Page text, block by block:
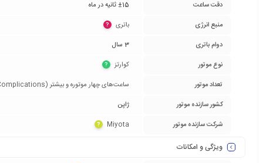
دقت ساعت
±15 ثانیه در ماه
منبع انرژی
باتری‏ ?
دوام باتری
3 سال
نوع موتور
کوارتز‏ ?
تعداد موتور
ساعت‌های چهار موتوره و بیشتر (Grand Complications)‏
کشور سازنده موتور
ژاپن
شرکت سازنده موتور
Miyota‏
?
ویژگی و امکانات